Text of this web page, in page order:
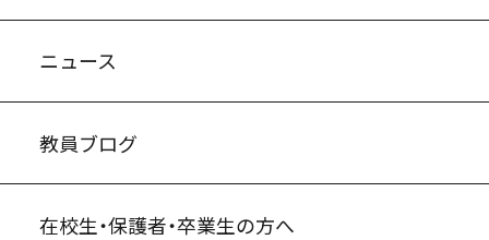
ニュース
教員ブログ
在校生・保護者・卒業生の方へ